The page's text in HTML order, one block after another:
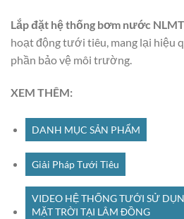
Lắp đặt hệ thống bơm nước NLMT
hoạt động tưới tiêu, mang lại hiệu
phần bảo vệ môi trường.
XEM THÊM:
DANH MỤC SẢN PHẨM
Giải Pháp Tưới Tiêu
VIDEO HỆ THỐNG TƯỚI SỬ
MẶT TRỜI TẠI LÂM ĐỒNG